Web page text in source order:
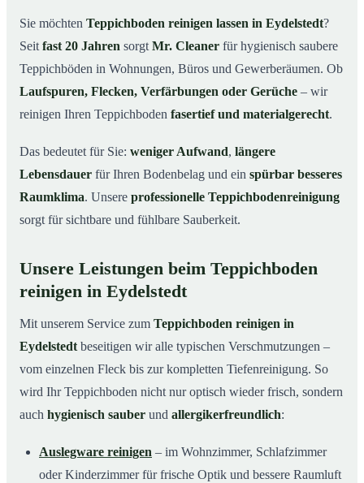
Eydelstedt?
So funktioniert’s
So reinigen unsere Profis Teppichböden in Eydelstedt
Sie möchten Teppichboden reinigen lassen in Eydelstedt?
Seit fast 20 Jahren sorgt Mr. Cleaner für hygienisch saubere
Teppichböden in Wohnungen, Büros und Gewerberäumen. Ob
Laufspuren, Flecken, Verfärbungen oder Gerüche – wir
reinigen Ihren Teppichboden fasertief und materialgerecht.
Das bedeutet für Sie: weniger Aufwand, längere
Lebensdauer für Ihren Bodenbelag und ein spürbar besseres
Raumklima. Unsere professionelle Teppichbodenreinigung
sorgt für sichtbare und fühlbare Sauberkeit.
Unsere Leistungen beim Teppichboden
reinigen in Eydelstedt
Mit unserem Service zum Teppichboden reinigen in
Eydelstedt beseitigen wir alle typischen Verschmutzungen –
vom einzelnen Fleck bis zur kompletten Tiefenreinigung. So
wird Ihr Teppichboden nicht nur optisch wieder frisch, sondern
auch hygienisch sauber und allergikerfreundlich:
Auslegware reinigen – im Wohnzimmer, Schlafzimmer
oder Kinderzimmer für frische Optik und bessere Raumluft